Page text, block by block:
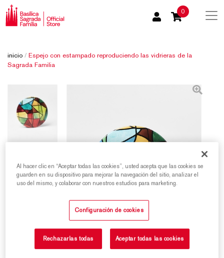
0
inicio / Espejo con estampado reproduciendo las vidrieras de la
Sagrada Familia
Al hacer clic en “Aceptar todas las cookies”, usted acepta que las cookies se
guarden en su dispositivo para mejorar la navegación del sitio, analizar el
uso del mismo, y colaborar con nuestros estudios para marketing.
Configuración de cookies
Rechazarlas todas Aceptar todas las cookies